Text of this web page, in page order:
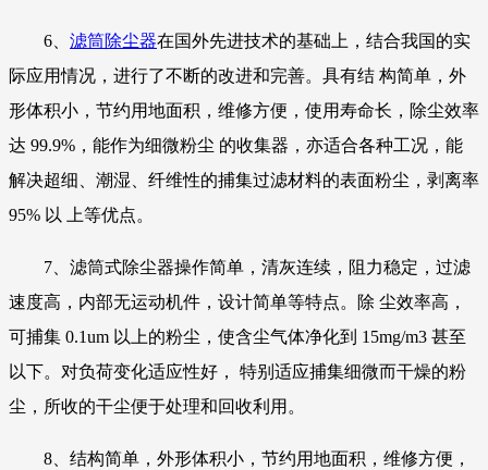
6、 滤筒除尘器在国外先进技术的基础上，结合我国的实
际应用情况，进行了不断的改进和完善。具有结 构简单，外
形体积小，节约用地面积，维修方便，使用寿命长，除尘效率
达 99.9%，能作为细微粉尘 的收集器，亦适合各种工况，能
解决超细、潮湿、纤维性的捕集过滤材料的表面粉尘，剥离率
95% 以 上等优点。
7、滤筒式除尘器操作简单，清灰连续，阻力稳定，过滤
速度高，内部无运动机件，设计简单等特点。除 尘效率高，
可捕集 0.1um 以上的粉尘，使含尘气体净化到 15mg/m3 甚至
以下。对负荷变化适应性好， 特别适应捕集细微而干燥的粉
尘，所收的干尘便于处理和回收利用。
8、结构简单，外形体积小，节约用地面积，维修方便，